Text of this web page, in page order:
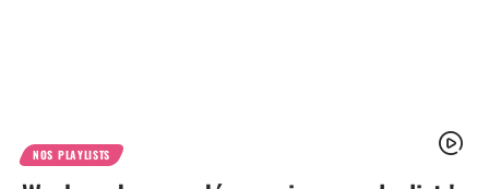
NOS PLAYLISTS